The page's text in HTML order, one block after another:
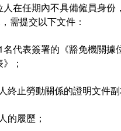
人在任期內不具備僱員身份
需提交以下文件：
名代表簽署的《豁免機關據
；
終止勞動關係的證明文件副
的履歷；